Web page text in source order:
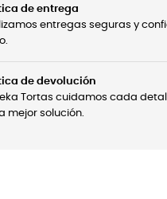
de entrega
entregas seguras y
de devolución
Tortas cuidamos cada
mejor solución.